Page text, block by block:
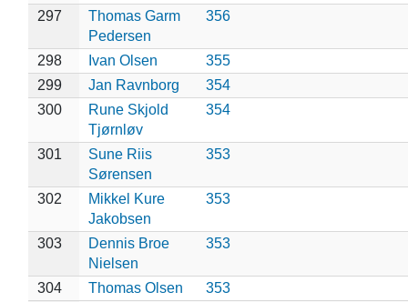
297
Thomas Garm
Pedersen
356
298 Ivan Olsen
355
299
Jan Ravnborg
354
300
Rune Skjold
Tjørnløv
354
301
Sune Riis
Sørensen
353
302
Mikkel Kure
Jakobsen
353
303
Dennis Broe
Nielsen
353
304 Thomas Olsen 353